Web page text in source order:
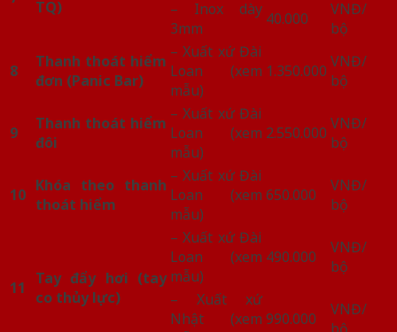
TQ)
– Inox dày
3mm
40.000
VNĐ/
bộ
8
Thanh thoát hiểm
đơn (Panic Bar)
– Xuất xứ Đài
Loan (xem
mẫu)
1.350.000 VNĐ/
bộ
9
Thanh thoát hiểm
đôi
– Xuất xứ Đài
Loan (xem
mẫu)
2.550.000 VNĐ/
bộ
10 Khóa theo thanh
thoát hiểm
– Xuất xứ Đài
Loan (xem
mẫu)
650.000
VNĐ/
bộ
11
Tay đẩy hơi (tay
co thủy lực)
– Xuất xứ Đài
Loan (xem
mẫu)
490.000
VNĐ/
bộ
– Xuất xứ
Nhật (xem 990.000
VNĐ/